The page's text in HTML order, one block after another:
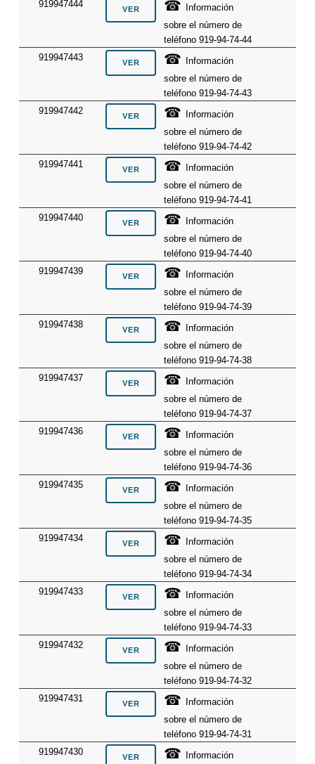
919947444 ☎ Información
sobre el número de
teléfono 919-94-74-44
919947443
☎ Información
sobre el número de
teléfono 919-94-74-43
919947442
☎ Información
sobre el número de
teléfono 919-94-74-42
919947441
☎ Información
sobre el número de
teléfono 919-94-74-41
919947440
☎ Información
sobre el número de
teléfono 919-94-74-40
919947439
☎ Información
sobre el número de
teléfono 919-94-74-39
919947438
☎ Información
sobre el número de
teléfono 919-94-74-38
919947437
☎ Información
sobre el número de
teléfono 919-94-74-37
919947436
☎ Información
sobre el número de
teléfono 919-94-74-36
919947435
☎ Información
sobre el número de
teléfono 919-94-74-35
919947434
☎ Información
sobre el número de
teléfono 919-94-74-34
919947433
☎ Información
sobre el número de
teléfono 919-94-74-33
919947432
☎ Información
sobre el número de
teléfono 919-94-74-32
919947431
☎ Información
sobre el número de
teléfono 919-94-74-31
919947430
☎ Información